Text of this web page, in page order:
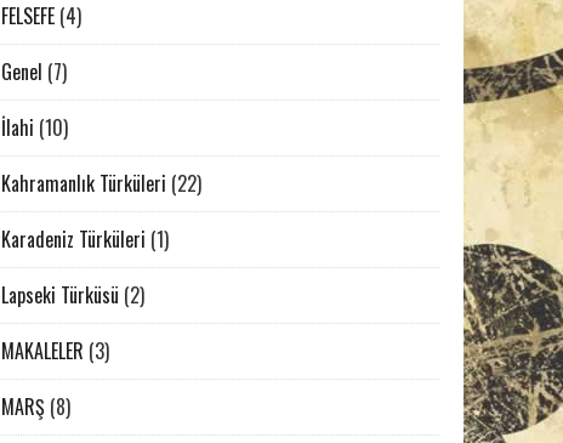
FELSEFE(4)
Genel (7)
İlahi (10)
Kahramanlık Türküleri (22)
Karadeniz Türküleri (1)
Lapseki Türküsü (2)
MAKALELER (3)
MARŞ(8)